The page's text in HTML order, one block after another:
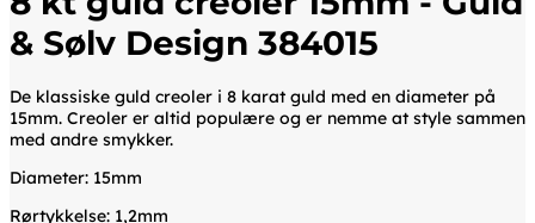
& Sølv Design 384015
De klassiske guld creoler i 8 karat guld med en diameter på
15mm. Creoler er altid populære og er nemme at style sammen
med andre smykker.
Diameter: 15mm
Rørtykkelse: 1,2mm